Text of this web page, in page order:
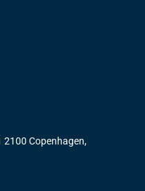
2100 Copenhagen,